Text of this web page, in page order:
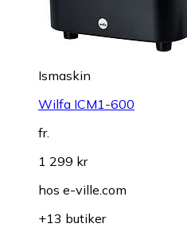
Ismaskin
Wilfa ICM1-600
fr.
1 299 kr
hos e-ville.com
+13 butiker